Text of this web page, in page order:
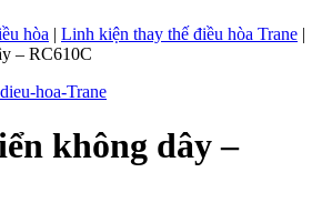
hòa | Linh kiện thay thế điều hòa Trane |
– RC610C
không dây –